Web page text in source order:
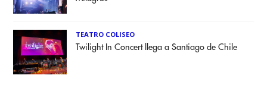
TEATRO COLISEO
Twilight In Concert llega a Santiago de Chile